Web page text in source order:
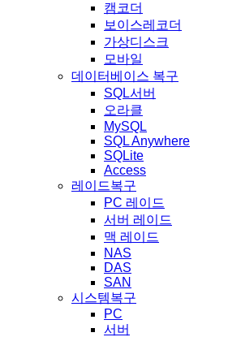
캠코더
보이스레코더
가상디스크
모바일
데이터베이스 복구
SQL서버
오라클
MySQL
SQL Anywhere
SQLite
Access
레이드복구
PC 레이드
서버 레이드
맥 레이드
NAS
DAS
SAN
시스템복구
PC
서버